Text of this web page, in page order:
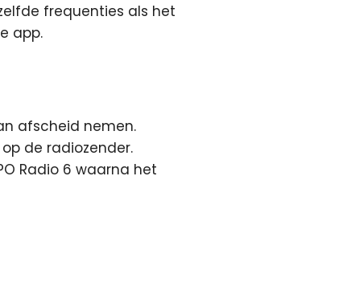
frequenties als het
app.
afscheid nemen.
de radiozender.
Radio 6 waarna het